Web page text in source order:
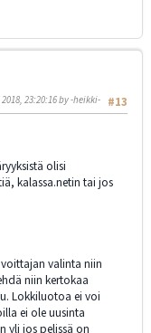
#13
23:20:16 by -heikki-
olisi
kalassa.netin tai jos
valinta niin
niin kertokaa
Lokkiluotoa ei voi
ei ole uusinta
yli jos pelissä on